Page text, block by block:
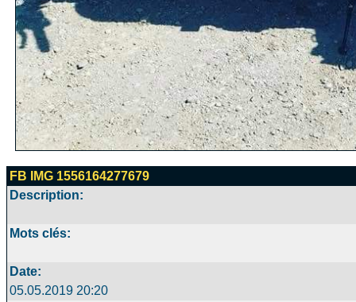
FB IMG 1556164277679
Description:
Mots clés:
Date:
05.05.2019 20:20